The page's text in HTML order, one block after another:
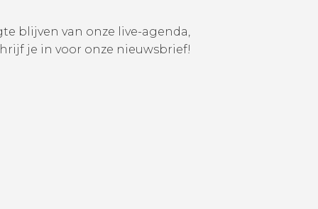
blijven van onze live-agenda,
je in voor onze nieuwsbrief!